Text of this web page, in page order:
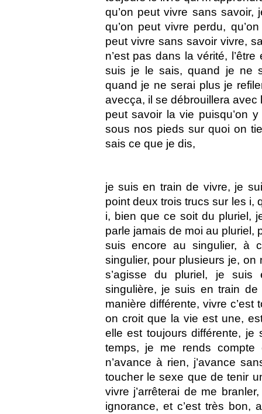
qu’on peut vivre sans
qu’on peut vivre perdu,
peut vivre sans savoir vivre,
n’est pas dans la vérité,
suis je le sais, quand je ne
quand je ne serai plus je
avecça, il se débrouillera
peut savoir la vie puisqu’on
sous nos pieds sur quoi on
sais ce que je dis,
je suis en train de vivre, je
point deux trois trucs sur les i,
i, bien que ce soit du pluriel,
parle jamais de moi au pluriel,
suis encore au singulier, à
singulier, pour plusieurs je, on
s’agisse du pluriel, je
singulière, je suis en train
manière différente, vivre
on croit que la vie est une,
elle est toujours différente,
temps, je me rends
n’avance à rien, j’avance
toucher le sexe que de tenir
vivre j’arrêterai de me
ignorance, et c’est très bon,